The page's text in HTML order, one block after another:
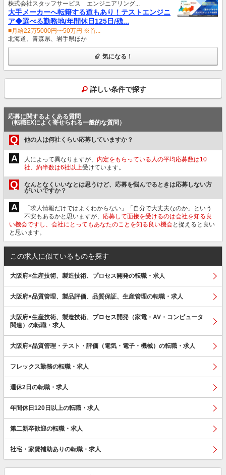
株式会社スタッフサービス エンジニアリング...
大手メーカーへ転籍する道もあり！テストエンジニ
ア◆選べる勤務地/年間休日125日/残...
■月給22万5000円〜50万円 ※首...
北海道、青森県、岩手県ほか
気になる！
詳しい条件で探す
応募に関するよくある質問
（転職EXによく寄せられる一般的な質問）
Q 他の人は何社くらい応募していますか？
A 人によって異なりますが、 内定をもらっている人の平均応募数は10
社、約半数は6社以上受けています。
Q
なんとなくいいなとは思うけど、応募を悩んでるときは応募しない方
がいいですか？
A
「求人情報だけではよくわからない」「自分で大丈夫なのか」という
不安もあるかと思いますが、 応募して面接を受けるのは会社を知る良
い機会ですし、会社にとってもあなたのことを知る良い機会と捉えると良い
と思います。
この求人に似ているものを探す
大阪府×生産技術、製造技術、プロセス開発の転職・求人
大阪府×品質管理、製品評価、品質保証、生産管理の転職・求人
大阪府×生産技術、製造技術、プロセス開発（家電・AV・コンピュータ
関連）の転職・求人
大阪府×品質管理・テスト・評価（電気・電子・機械）の転職・求人
フレックス勤務の転職・求人
週休2日の転職・求人
年間休日120日以上の転職・求人
第二新卒歓迎の転職・求人
社宅・家賃補助ありの転職・求人